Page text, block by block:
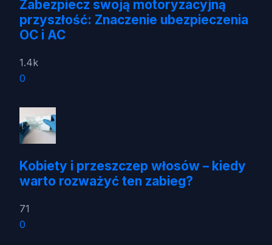
Zabezpiecz swoją motoryzacyjną
przyszłość: Znaczenie ubezpieczenia
OC i AC
1.4k
0
Kobiety i przeszczep włosów – kiedy
warto rozważyć ten zabieg?
71
0